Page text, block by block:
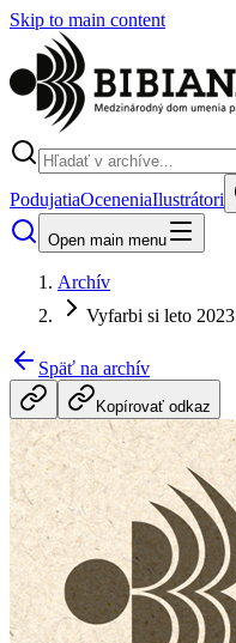
Skip to main content
PodujatiaOceneniaIlustrátori
Open main menu
Archív
Vyfarbi si leto 2023
Späť na archív
Kopírovať odkaz